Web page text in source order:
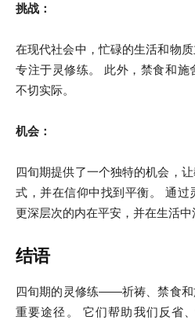
挑战：
在现代社会中，忙碌的生活和物
专注于灵修练。 此外，禁食和施
不切实际。
机会：
四旬期提供了一个独特的机会，
式，并在信仰中找到平衡。 通过
更深层次的内在平安，并在生活中
结语
四旬期的灵修练——祈祷、禁食
重要途径。 它们帮助我们反省